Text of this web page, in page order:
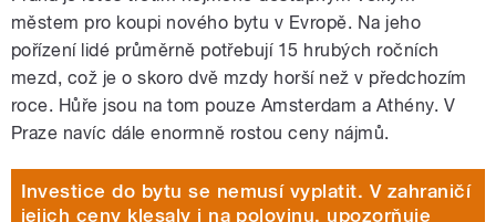
městem pro koupi nového bytu v Evropě. Na jeho
pořízení lidé průměrně potřebují 15 hrubých ročních
mezd, což je o skoro dvě mzdy horší než v předchozím
roce. Hůře jsou na tom pouze Amsterdam a Athény. V
Praze navíc dále enormně rostou ceny nájmů.
Investice do bytu se nemusí vyplatit. V zahraničí
jejich ceny klesaly i na polovinu, upozorňuje